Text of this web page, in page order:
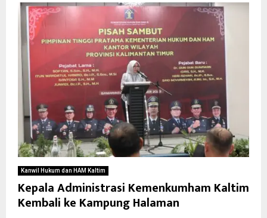
Kanwil Hukum dan HAM Kaltim
Kepala Administrasi Kemenkumham Kaltim
Kembali ke Kampung Halaman